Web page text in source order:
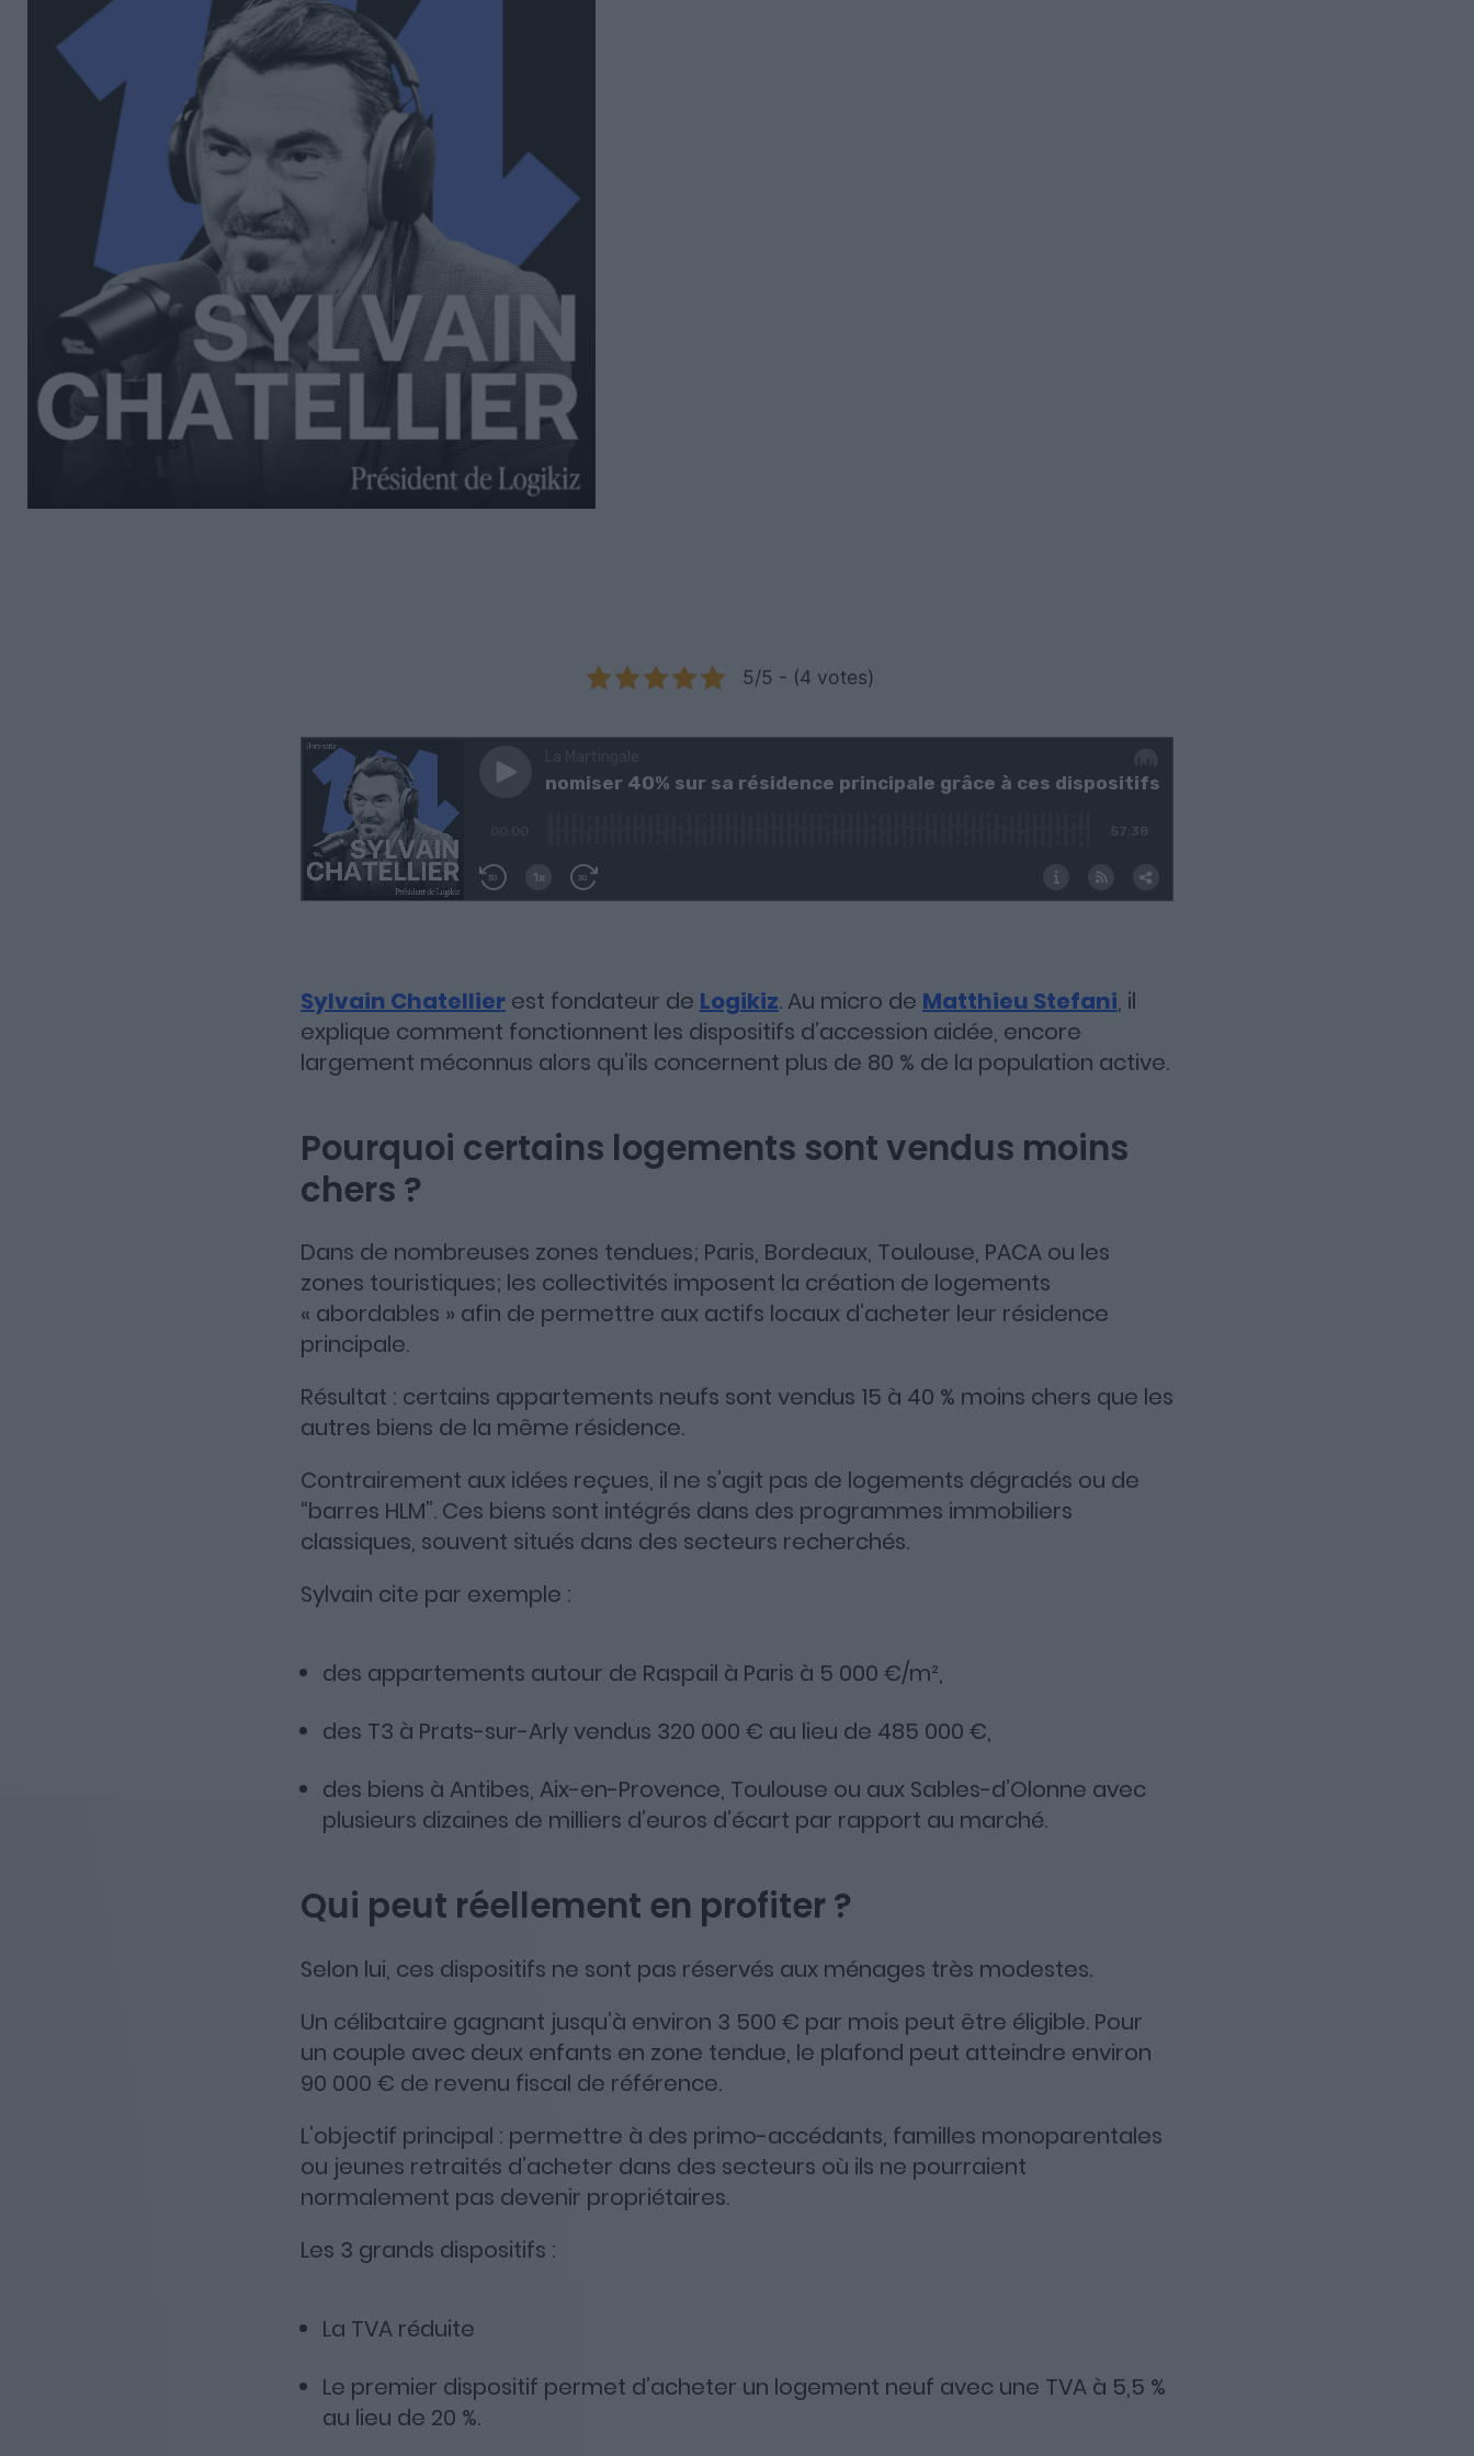
5/5 - (4 votes)
Sylvain Chatellier est fondateur de Logikiz. Au micro de Matthieu Stefani, il
explique comment fonctionnent les dispositifs d’accession aidée, encore
largement méconnus alors qu’ils concernent plus de 80 % de la population active.
Pourquoi certains logements sont vendus moins
chers ?
Dans de nombreuses zones tendues; Paris, Bordeaux, Toulouse, PACA ou les
zones touristiques; les collectivités imposent la création de logements
« abordables » afin de permettre aux actifs locaux d’acheter leur résidence
principale.
Résultat : certains appartements neufs sont vendus 15 à 40 % moins chers que les
autres biens de la même résidence.
Contrairement aux idées reçues, il ne s’agit pas de logements dégradés ou de
“barres HLM”. Ces biens sont intégrés dans des programmes immobiliers
classiques, souvent situés dans des secteurs recherchés.
Sylvain cite par exemple :
des appartements autour de Raspail à Paris à 5 000 €/m²,
des T3 à Prats-sur-Arly vendus 320 000 € au lieu de 485 000 €,
des biens à Antibes, Aix-en-Provence, Toulouse ou aux Sables-d’Olonne avec
plusieurs dizaines de milliers d’euros d’écart par rapport au marché.
Qui peut réellement en profiter ?
Selon lui, ces dispositifs ne sont pas réservés aux ménages très modestes.
Un célibataire gagnant jusqu’à environ 3 500 € par mois peut être éligible. Pour
un couple avec deux enfants en zone tendue, le plafond peut atteindre environ
90 000 € de revenu fiscal de référence.
L’objectif principal : permettre à des primo-accédants, familles monoparentales
ou jeunes retraités d’acheter dans des secteurs où ils ne pourraient
normalement pas devenir propriétaires.
Les 3 grands dispositifs :
La TVA réduite
Le premier dispositif permet d’acheter un logement neuf avec une TVA à 5,5 %
au lieu de 20 %.
Apple Podcasts Spotify Deezer